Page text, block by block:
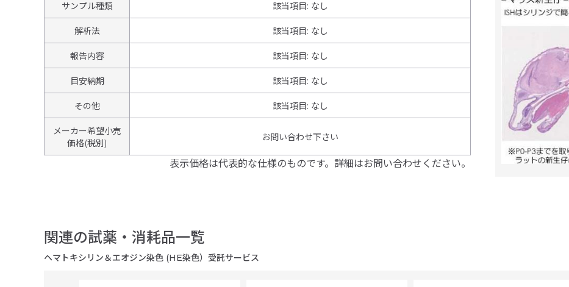
サンプル種類 該当項目: なし
解析法 該当項目: なし
報告内容 該当項目: なし
目安納期 該当項目: なし
その他 該当項目: なし
メーカー希望小売
価格(税別)
お問い合わせ下さい
表示価格は代表的な仕様のものです。詳細はお問い合わせください。
関連の試薬・消耗品一覧
ヘマトキシリン＆エオジン染色 (HE染色）受託サービス